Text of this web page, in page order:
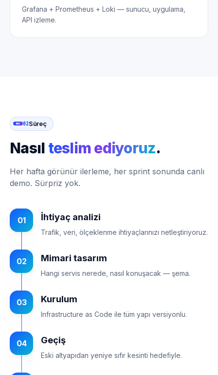
Grafana + Prometheus + Loki — sunucu, uygulama,
API izleme.
02Süreç
Nasıl teslim ediyoruz.
Her hafta görünür ilerleme, her sprint sonunda canlı
demo. Sürpriz yok.
01 İhtiyaç analizi
Trafik, veri, ölçeklenme ihtiyaçlarınızı netleştiriyoruz.
02 Mimari tasarım
Hangi servis nerede, nasıl konuşacak — şema.
03 Kurulum
Infrastructure as Code ile tüm yapı versiyonlu.
04 Geçiş
Eski altyapıdan yeniye sıfır kesinti hedefiyle.